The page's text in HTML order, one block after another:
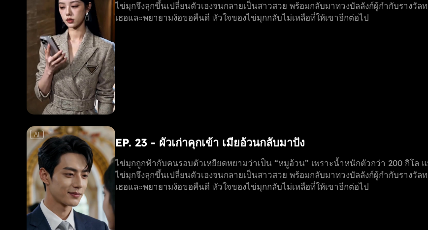
ไข่มุกจึงลุกขึ้นเปลี่ยนตัวเองจนกลายเป็นสาวสวย พร้อมกลับมาทวงบัลลังก์ผู้กำกับรางวัล
เธอและพยายามง้อขอคืนดี หัวใจของไข่มุกกลับไม่เหลือที่ให้เขาอีกต่อไป
AI
EP. 23 - ผัวเก่าคุกเข้า เมียอ้วนกลับมาปัง
ไข่มุกถูกฟ้ากับคนรอบตัวเหยียดหยามว่าเป็น “หมูอ้วน” เพราะน้ำหนักตัวกว่า 200 กิโล แ
ไข่มุกจึงลุกขึ้นเปลี่ยนตัวเองจนกลายเป็นสาวสวย พร้อมกลับมาทวงบัลลังก์ผู้กำกับรางวัล
เธอและพยายามง้อขอคืนดี หัวใจของไข่มุกกลับไม่เหลือที่ให้เขาอีกต่อไป